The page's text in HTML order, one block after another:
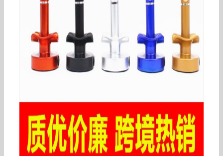
牙科光固化灯口腔光敏机导光棒固化机